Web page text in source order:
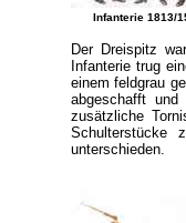
Infanterie 1813/
Der Dreispitz
Infanterie trug
einem feldgrau
abgeschafft
zusätzliche
Schulterstücke
unterschieden.